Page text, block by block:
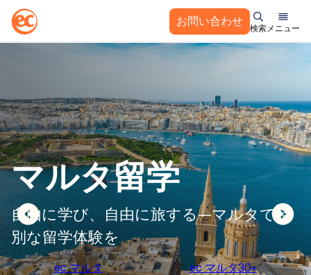
ン
ツ
へ
ス
キ
プ
お問い合わせ
検索メニュー
語学留学
支え合うコミュニティの中で文化交流を
楽しみながら、自分に合った方法で英語
を学ぶ —人生を変える語学留学を体験し
よう。
マルタ留学
自由に学び、自由に旅する—マルタで特
別な留学体験を
ec マルタ ec マルタ30+
人生のあらゆるステージで学べる海外英
語コース
アメリカの学校を見る